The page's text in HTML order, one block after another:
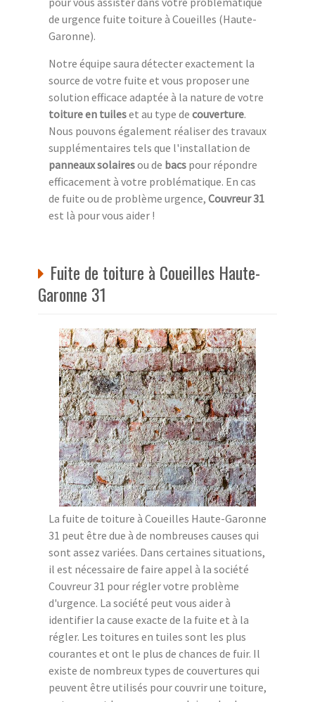
de urgence fuite toiture à Coueilles (Haute-
Garonne).
Notre équipe saura détecter exactement la
source de votre fuite et vous proposer une
solution efficace adaptée à la nature de votre
toiture en tuileset au type de couverture.
Nous pouvons également réaliser des travaux
supplémentaires tels que l'installation de
panneaux solairesou de bacs pour répondre
efficacement à votre problématique. En cas
de fuite ou de problème urgence, Couvreur 31
est là pour vous aider !
Fuite de toiture à Coueilles Haute-
Garonne 31
La fuite de toiture à Coueilles Haute-Garonne
31 peut être due à de nombreuses causes qui
sont assez variées. Dans certaines situations,
il est nécessaire de faire appel à la société
Couvreur 31 pour régler votre problème
d'urgence. La société peut vous aider à
identifier la cause exacte de la fuite et à la
régler. Les toitures en tuiles sont les plus
courantes et ont le plus de chances de fuir. Il
existe de nombreux types de couvertures qui
peuvent être utilisés pour couvrir une toiture,